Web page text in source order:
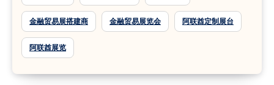
金融贸易展搭建商 金融贸易展览会 阿联酋定制展台
阿联酋展览